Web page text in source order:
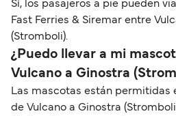
Sí, los pasajeros a pie pueden
Fast Ferries & Siremar entre
(Stromboli).
¿Puedo llevar a mi
Vulcano a Ginostra
Las mascotas están permitidas
de Vulcano a Ginostra